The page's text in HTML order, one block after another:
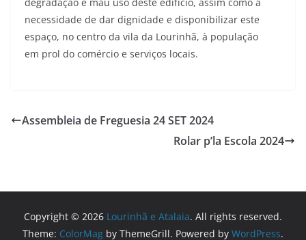
necessidade de dar dignidade e disponibilizar este
espaço, no centro da vila da Lourinhã, à população
em prol do comércio e serviços locais.
Assembleia de Freguesia 24 SET 2024
Rolar p’la Escola 2024
Copyright © 2026 Lourinhã e Atalaia. All rights reserved.
Theme: ColorMag by ThemeGrill. Powered by WordPress.